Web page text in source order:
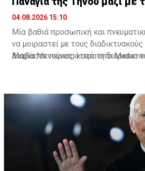
04.08.2026 15:10
Μία βαθιά προσωπική και
να μοιραστεί με τους
Μαρία Μενούνος, κατά τη διάρκεια
πλευρό της τη μικρή της κόρη,
προσκύνημα που, όπως αποκάλυψε,
σημασία για την ίδια.
Διαβάστε περισσότερα στο